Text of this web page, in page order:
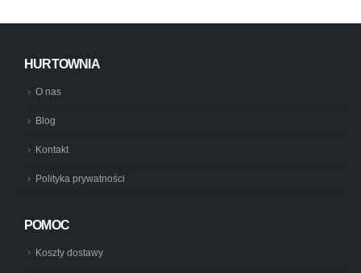
HURTOWNIA
O nas
Blog
Kontakt
Polityka prywatności
POMOC
Koszty dostawy